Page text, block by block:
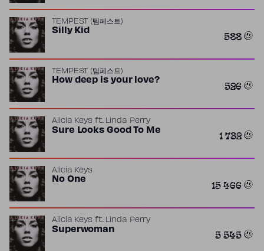
TEMPEST (템페스트)
Silly Kid 588
TEMPEST (템페스트)
How deep is your love? 526
Alicia Keysft. Linda Perry
Sure Looks Good To Me 1 732
Alicia Keys
No One 15 466
Alicia Keysft. Linda Perry
Superwoman 5 545